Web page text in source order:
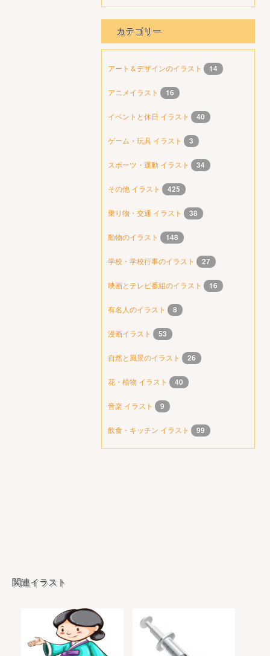
カテゴリー
アート＆デザインのイラスト 14
アニメイラスト 16
イベントと休日 イラスト 40
ゲーム・玩具 イラスト 3
スポーツ・運動 イラスト 34
その他 イラスト 425
乗り物・交通 イラスト 38
動物のイラスト 148
学校・学校行事のイラスト 27
映画とテレビ番組のイラスト 16
有名人のイラスト 8
漫画イラスト 53
自然と風景のイラスト 26
花・植物 イラスト 40
音楽 イラスト 9
飲食・キッチン イラスト 99
関連イラスト